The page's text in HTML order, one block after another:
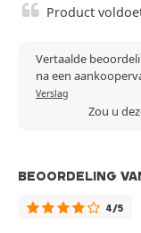
Product
Vertaalde
na een
Verslag
Zou u
BEOORDELING
4/5